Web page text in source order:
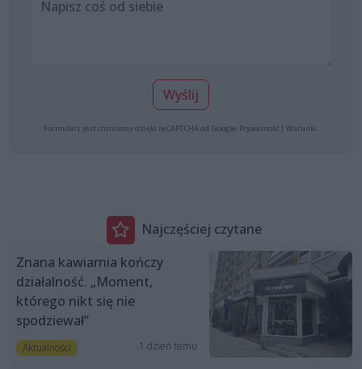
Wyślij
Formularz jest chroniony dzięki reCAPTCHA od Google: Prywatność | Warunki
Najczęściej czytane
Znana kawiarnia kończy
działalność. „Moment,
którego nikt się nie
spodziewał”
Aktualności 1 dzień temu